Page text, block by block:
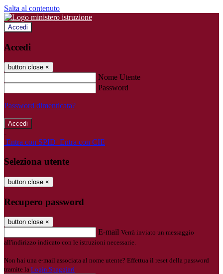
Salta al contenuto
Accedi
Accedi
button close ×
Nome Utente
Password
Password dimenticata?
-
Entra con SPID Entra con CIE
Seleziona utente
button close ×
Recupero password
button close ×
E-mail Verrà inviato un messaggio
all'indirizzo indicato con le istruzioni necessarie.
Non hai una e-mail associata al nome utente? Effettua il reset della password
tramite la Login Spaggiari